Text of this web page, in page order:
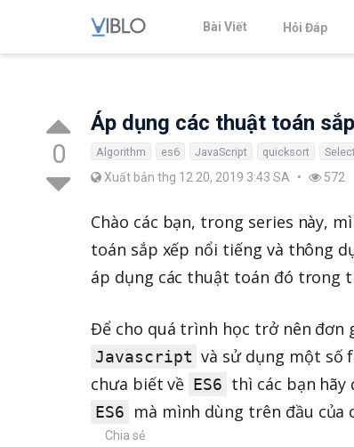
Bài Viết Hỏi Đáp
0
Áp dụng các thuật toán
Algorithm es6 JavaScript quicksort
Xuất bản thg 12 20, 2019 3:43 SA • 572
Chào các bạn, trong series này,
toán sắp xếp nổi tiếng và thông
áp dụng các thuật toán đó trong
Để cho quá trình học trở nên đơn
Javascript và sử dụng một số
chưa biết về ES6 thì các bạn hãy
ES6 mà mình dùng trên đầu của
Chia sẻ